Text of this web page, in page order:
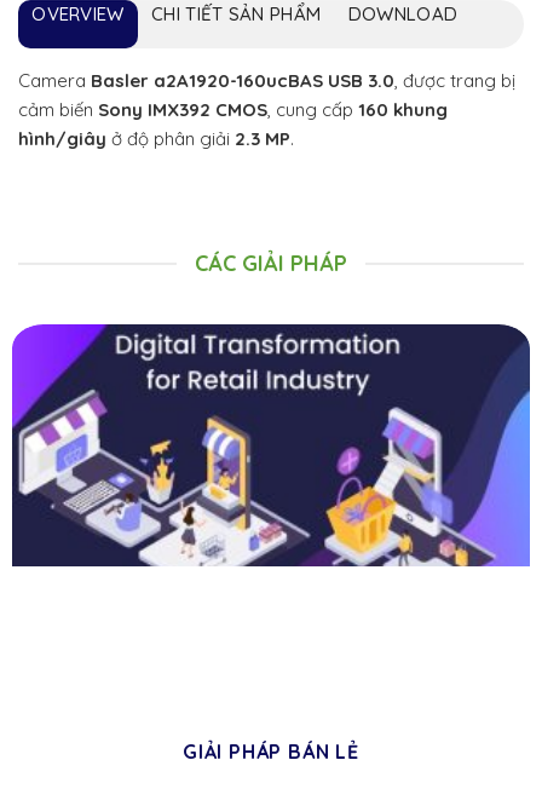
OVERVIEW CHI TIẾT SẢN PHẨM DOWNLOAD
Camera Basler a2A1920-160ucBAS USB 3.0, được trang bị
cảm biến Sony IMX392 CMOS, cung cấp 160 khung
hình/giây ở độ phân giải 2.3 MP.
CÁC GIẢI PHÁP
GIẢI PHÁP BÁN LẺ